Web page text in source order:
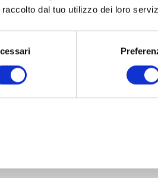
raccolto dal tuo utilizzo dei loro